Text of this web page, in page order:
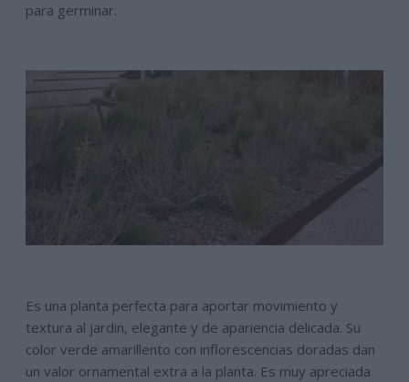
para germinar.
Es una planta perfecta para aportar movimiento y
textura al jardin, elegante y de apariencia delicada. Su
color verde amarillento con inflorescencias doradas dan
un valor ornamental extra a la planta. Es muy apreciada